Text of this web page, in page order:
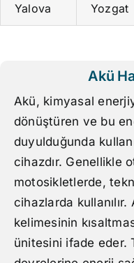
Yalova Yozgat
Akü
Akü, kimyasal
dönüştüren ve bu
duyulduğunda
cihazdır. Genellikle
motosikletlerde,
cihazlarda
kelimesinin
ünitesini ifade eder.